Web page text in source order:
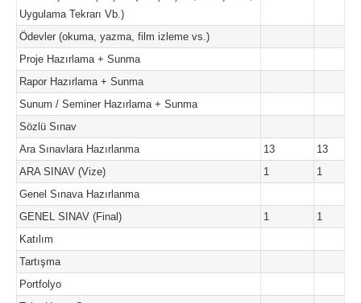
Uygulama Tekrarı Vb.)
Ödevler (okuma, yazma, film izleme vs.)
Proje Hazırlama + Sunma
Rapor Hazırlama + Sunma
Sunum / Seminer Hazırlama + Sunma
Sözlü Sınav
Ara Sınavlara Hazırlanma
13
13
ARA SINAV (Vize)
1
1
Genel Sınava Hazırlanma
GENEL SINAV (Final)
1
1
Katılım
Tartışma
Portfolyo